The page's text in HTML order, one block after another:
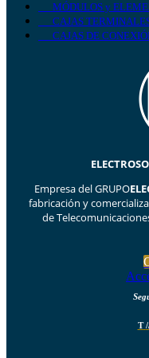
MÓDULOS y
CAJAS
CAJAS DE
Empresa del GRUPO
fabricación y
de
T